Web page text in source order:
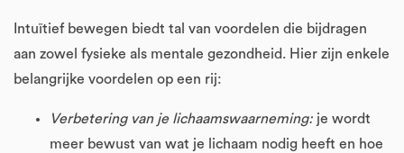
Intuïtief bewegen biedt tal van voordelen die bijdragen
aan zowel fysieke als mentale gezondheid. Hier zijn enkele
belangrijke voordelen op een rij:
Verbetering van je lichaamswaarneming: je wordt
meer bewust van wat je lichaam nodig heeft en hoe